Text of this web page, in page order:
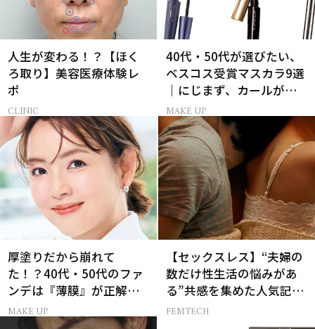
人生が変わる！？【ほく
ろ取り】美容医療体験レ
ポ
CLINIC
40代・50代が選びたい、
ベスコス受賞マスカラ9選
｜にじまず、カールが続
く名品
MAKE UP
厚塗りだから崩れて
た！？40代・50代のファ
ンデは『薄膜』が正解で
した
MAKE UP
【セックスレス】“夫婦の
数だけ性生活の悩みがあ
る”共感を集めた人気記事
10選
FEMTECH